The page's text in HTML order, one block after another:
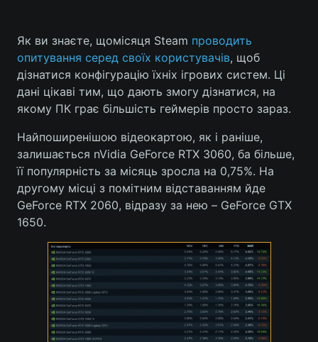
Головна Війна
Україна Політика
Економіка Світ
Наука
Техно і зв'язок Лайт
Зброя Інциденти
Здоров'я Туризм
Цікавинки Погода
Екологія Регіони
Лонгріди
Як ви знаєте, щомісяця Steam проводить
опитування серед своїх користувачів, щоб
дізнатися конфігурацію їхніх ігрових систем. Ці
дані цікаві тим, що дають змогу дізнатися, на
якому ПК грає більшість геймерів просто зараз.
Найпоширенішою відеокартою, як і раніше,
залишається nVidia GeForce RTX 3060, ба більше,
її популярність за місяць зросла на 0,75%. На
другому місці з помітним відставанням йде
GeForce RTX 2060, відразу за нею – GeForce GTX
1650.